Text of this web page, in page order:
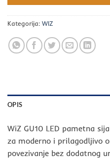
Kategorija: WIZ
OPIS
WiZ GU10 LED pametna
za moderno i prilagodljivo
povezivanje bez dodatnog